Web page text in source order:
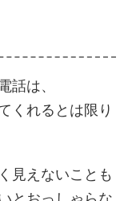
話は、
くれるとは限り
見えないことも